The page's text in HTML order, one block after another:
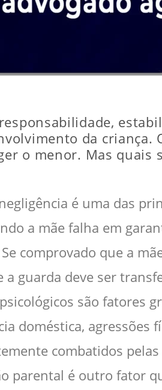
da criança.
o menor. Mas quais
é uma das
a mãe falha em
comprovado que a
guarda deve ser
são fatores
doméstica,
combatidos
parental é outro fator